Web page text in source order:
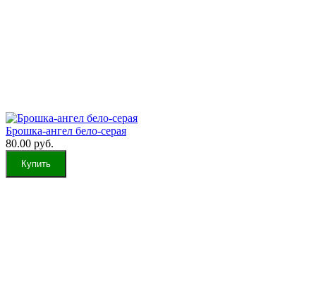
Брошка-ангел бело-серая
80.00 руб.